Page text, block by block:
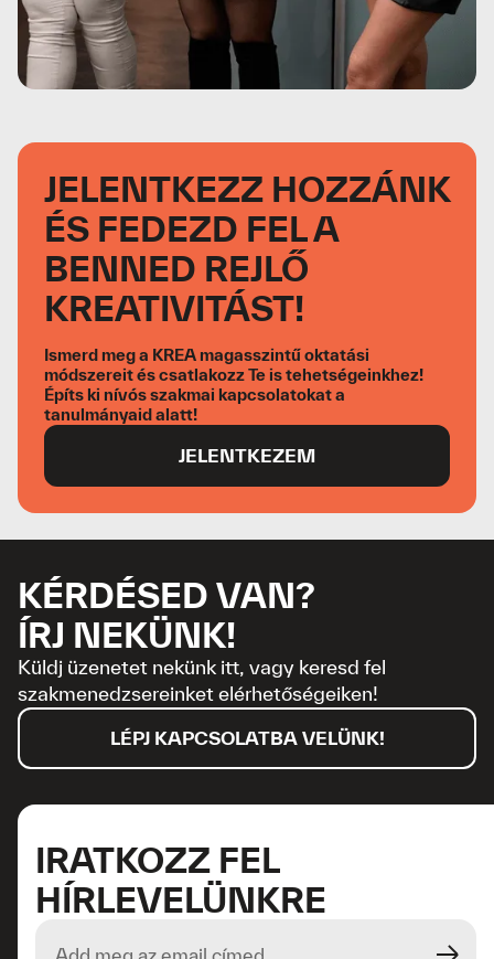
JELENTKEZZ HOZZÁNK
ÉS FEDEZD FEL A
BENNED REJLŐ
KREATIVITÁST!
Ismerd meg a KREA magasszintű oktatási
módszereit és csatlakozz Te is tehetségeinkhez!
Építs ki nívós szakmai kapcsolatokat a
tanulmányaid alatt!
JELENTKEZEM
KÉRDÉSED VAN?
ÍRJ NEKÜNK!
Küldj üzenetet nekünk itt, vagy keresd fel
szakmenedzsereinket elérhetőségeiken!
LÉPJ KAPCSOLATBA VELÜNK!
IRATKOZZ FEL
HÍRLEVELÜNKRE